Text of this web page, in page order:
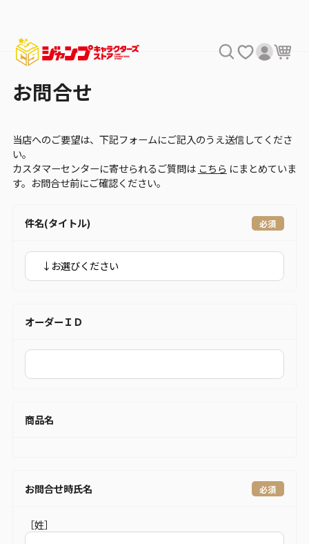
お問合せ
当店へのご要望は、下記フォームにご記入のうえ送信してくださ
い。
カスタマーセンターに寄せられるご質問は こちら にまとめていま
す。お問合せ前にご確認ください。
件名(タイトル)
オーダーＩＤ
商品名
お問合せ時氏名
［姓］